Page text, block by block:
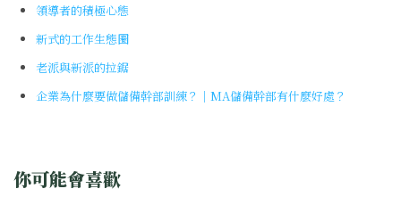
領導者的積極心態
新式的工作生態圈
老派與新派的拉鋸
企業為什麼要做儲備幹部訓練？｜MA儲備幹部有什麼好處？
你可能會喜歡